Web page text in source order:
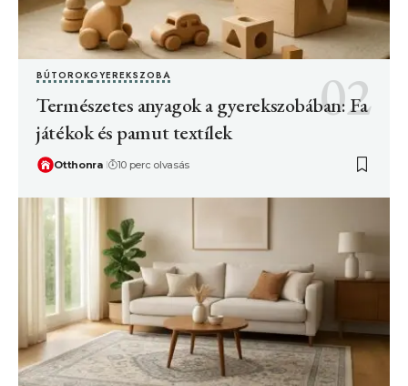
BÚTOROKGYEREKSZOBA
Természetes anyagok a gyerekszobában: Fa
játékok és pamut textílek
Otthonra 10 perc olvasás